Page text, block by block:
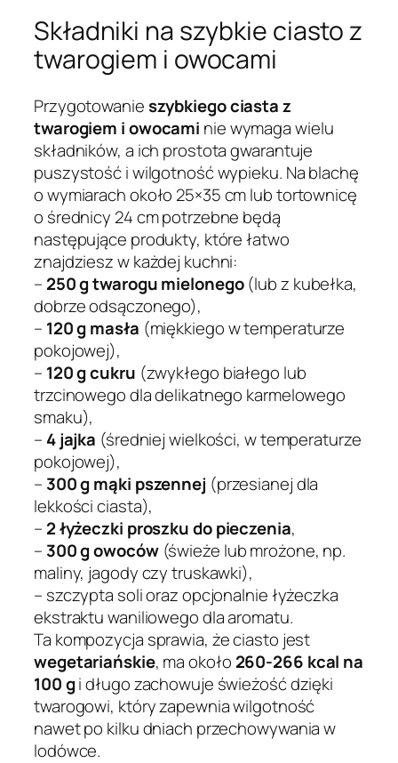
Składniki na szybkie ciasto z
twarogiem i owocami
Przygotowanieszybkiego ciasta z
twarogiem i owocami nie wymaga wielu
składników, a ich prostota gwarantuje
puszystość i wilgotność wypieku. Na blachę
o wymiarach około 25×35 cm lub tortownicę
o średnicy 24 cm potrzebne będą
następujące produkty, które łatwo
znajdziesz w każdej kuchni:
– 250 g twarogu mielonego(lub z kubełka,
dobrze odsączonego),
– 120 g masła (miękkiego w temperaturze
pokojowej),
– 120 g cukru (zwykłego białego lub
trzcinowego dla delikatnego karmelowego
smaku),
– 4 jajka (średniej wielkości, w temperaturze
pokojowej),
– 300 g mąki pszennej (przesianej dla
lekkości ciasta),
– 2 łyżeczki proszku do pieczenia,
– 300 g owoców(świeże lub mrożone, np.
maliny, jagody czy truskawki),
– szczypta soli oraz opcjonalnie łyżeczka
ekstraktu waniliowego dla aromatu.
Ta kompozycja sprawia, że ciasto jest
wegetariańskie, ma około 260-266 kcal na
100 gi długo zachowuje świeżość dzięki
twarogowi, który zapewnia wilgotność
nawet po kilku dniach przechowywania w
lodówce.